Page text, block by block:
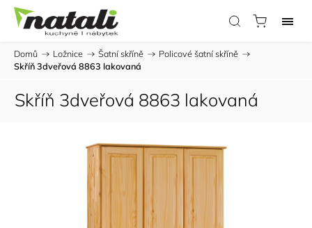
Domů / Ložnice / Šatní skříně / Policové šatní skříně /
Skříň 3dveřová 8863 lakovaná
Skříň 3dveřová 8863 lakovaná